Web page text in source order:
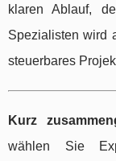
klaren Ablauf,
Spezialisten wird
steuerbares
Kurz
wählen Sie